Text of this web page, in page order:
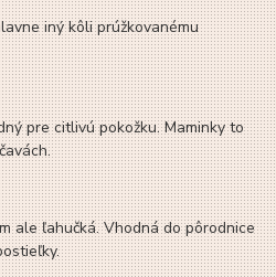
iný kôli prúžkovanému
pre citlivú pokožku. Maminky to
ale ľahučká. Vhodná do pôrodnice